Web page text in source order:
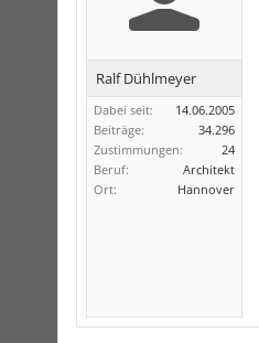
Ralf Dühlmeyer
Dabei seit:
14.06.2005
Beiträge:
34.296
Zustimmungen:
24
Beruf:
Architekt
Ort:
Hannover